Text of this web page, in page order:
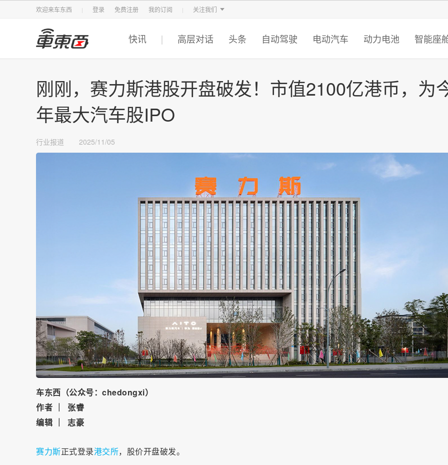
欢迎来车东西 登录 免费注册 我的订阅 关注我们
智东西 车东西 芯东西 智猩猩
快讯 高层对话 头条 自动驾驶 电动汽车 动力电池 智能座
刚刚，赛力斯港股开盘破发！市值2100亿港币，为
年最大汽车股IPO
行业报道 2025/11/05
车东西（公众号：chedongxi）
作者 ｜ 张睿
编辑 ｜ 志豪
赛力斯正式登录港交所，股价开盘破发。